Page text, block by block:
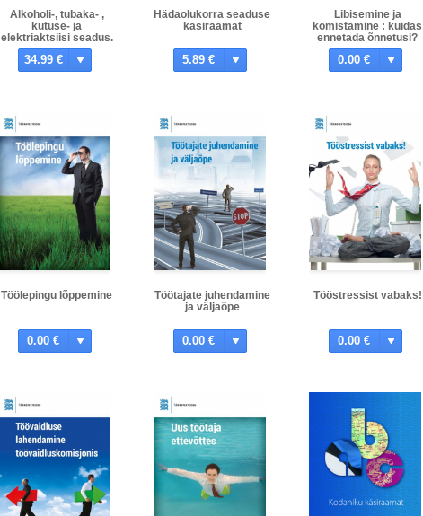
Alkoholi-, tubaka- ,
kütuse- ja
elektriaktsiisi seadus.
Kommenteeritud
väljaanne.
34.99 €
Hädaolukorra seaduse
käsiraamat
5.89 €
Libisemine ja
komistamine : kuidas
ennetada õnnetusi?
0.00 €
Töölepingu lõppemine
0.00 €
Töötajate juhendamine
ja väljaõpe
0.00 €
Tööstressist vabaks!
0.00 €